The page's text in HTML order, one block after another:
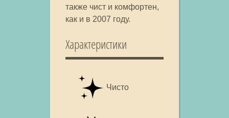
также чист и комфортен,
как и в 2007 году.
Характеристики
Чисто